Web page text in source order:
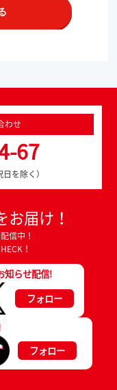
わせ
67
を除く）
お届け！
信中！
！
知らせ配信!
フォロー
フォロー